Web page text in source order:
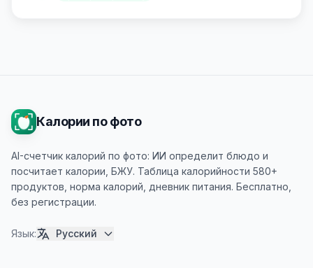
Калории по фото
AI-счетчик калорий по фото: ИИ определит блюдо и
посчитает калории, БЖУ. Таблица калорийности 580+
продуктов, норма калорий, дневник питания. Бесплатно,
без регистрации.
Язык: Русский